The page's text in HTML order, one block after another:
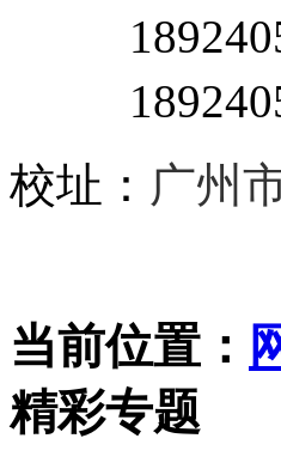
校址： 广州
当前位置：
精彩专题